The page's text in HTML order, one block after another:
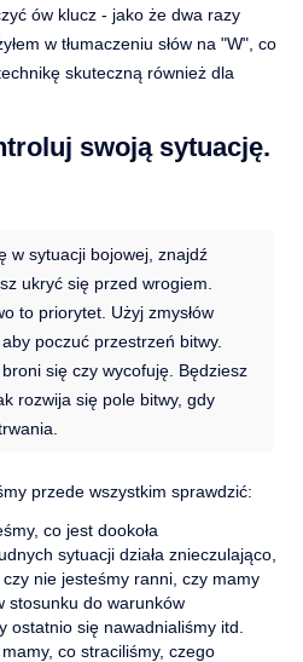
ów klucz - jako że dwa razy
w tłumaczeniu słów na "W", co
skuteczną również dla
swoją sytuację.
w sytuacji bojowej, znajdź
ukryć się przed wrogiem.
to priorytet. Użyj zmysłów
poczuć przestrzeń bitwy.
się czy wycofuję. Będziesz
rozwija się pole bitwy, gdy
przede wszystkim sprawdzić:
co jest dookoła
sytuacji działa znieczulająco,
nie jesteśmy ranni, czy mamy
stosunku do warunków
ostatnio się nawadnialiśmy itd.
co straciliśmy, czego